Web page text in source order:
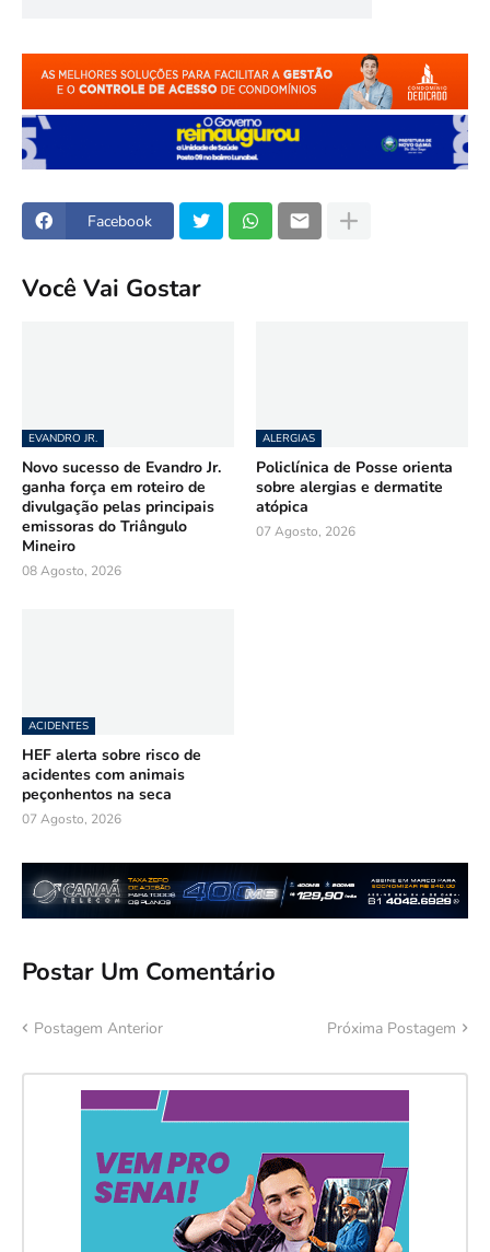
Facebook
Você Vai Gostar
EVANDRO JR.
Novo sucesso de Evandro Jr.
ganha força em roteiro de
divulgação pelas principais
emissoras do Triângulo
Mineiro
08 Agosto, 2026
ALERGIAS
Policlínica de Posse orienta
sobre alergias e dermatite
atópica
07 Agosto, 2026
ACIDENTES
HEF alerta sobre risco de
acidentes com animais
peçonhentos na seca
07 Agosto, 2026
Postar Um Comentário
Postagem Anterior Próxima Postagem